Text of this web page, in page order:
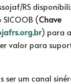
RS
(Chave
) para
valor para
ser um canal